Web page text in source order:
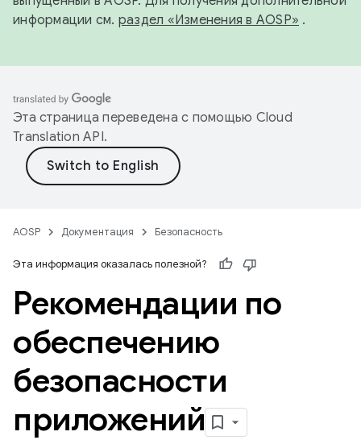
информации см. раздел «Изменения в AOSP» .
Эта страница переведена с помощью Cloud
Translation API.
AOSP Документация Безопасность
Эта информация оказалась полезной?
Рекомендации по
обеспечению
безопасности
приложений